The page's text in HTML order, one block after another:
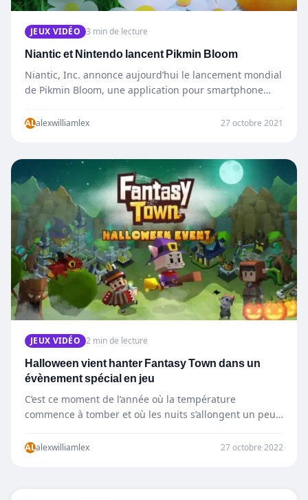
JEUX VIDÉO 3 min de lecture
Niantic et Nintendo lancent Pikmin Bloom
Niantic, Inc. annonce aujourd’hui le lancement mondial
de Pikmin Bloom, une application pour smartphone
ALalexwilliamlex 27 octobre 2021
JEUX VIDÉO 2 min de lecture
Halloween vient hanter Fantasy Town dans un
évènement spécial en jeu
C’est ce moment de l’année où la température
commence à tomber et où les nuits s’allongent un peu…
ALalexwilliamlex 27 octobre 2022